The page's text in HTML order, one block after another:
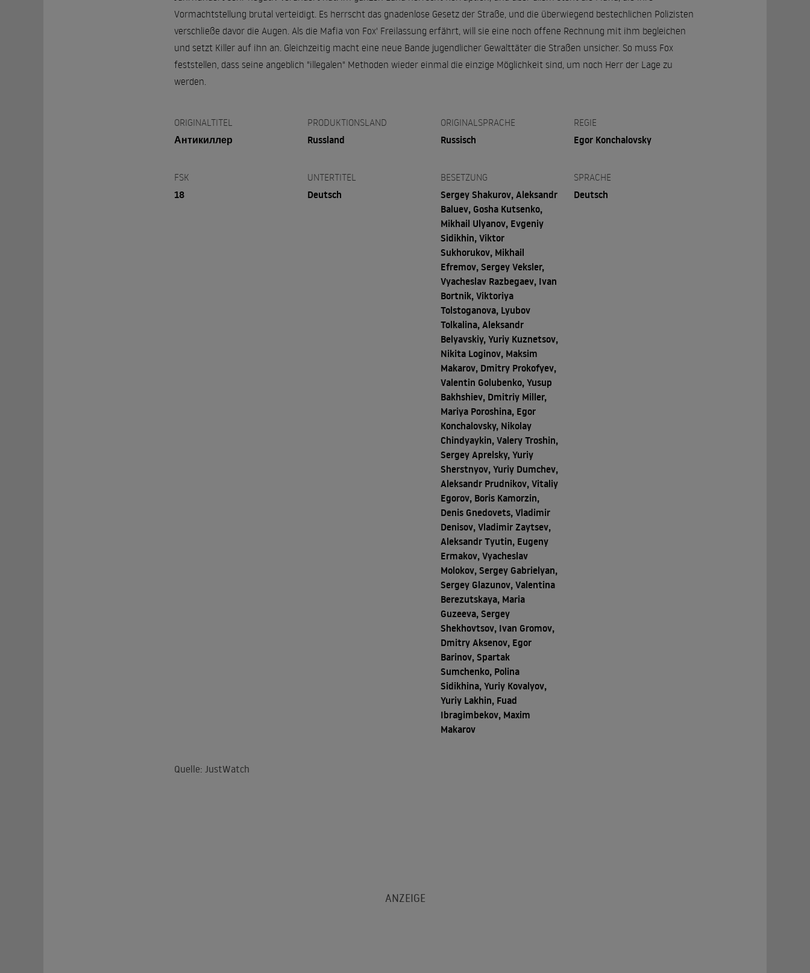
Vormachtstellung brutal verteidigt. Es herrscht das gnadenlose Gesetz der Straße, und die überwiegend bestechlichen Polizisten
verschließe davor die Augen. Als die Mafia von Fox' Freilassung erfährt, will sie eine noch offene Rechnung mit ihm begleichen
und setzt Killer auf ihn an. Gleichzeitig macht eine neue Bande jugendlicher Gewalttäter die Straßen unsicher. So muss Fox
feststellen, dass seine angeblich "illegalen" Methoden wieder einmal die einzige Möglichkeit sind, um noch Herr der Lage zu
werden.
ORIGINALTITEL
Антикиллер
PRODUKTIONSLAND
Russland
ORIGINALSPRACHE
Russisch
REGIE
Egor Konchalovsky
FSK
18
UNTERTITEL
Deutsch
BESETZUNG
Sergey Shakurov, Aleksandr
Baluev, Gosha Kutsenko,
Mikhail Ulyanov, Evgeniy
Sidikhin, Viktor
Sukhorukov, Mikhail
Efremov, Sergey Veksler,
Vyacheslav Razbegaev, Ivan
Bortnik, Viktoriya
Tolstoganova, Lyubov
Tolkalina, Aleksandr
Belyavskiy, Yuriy Kuznetsov,
Nikita Loginov, Maksim
Makarov, Dmitry Prokofyev,
Valentin Golubenko, Yusup
Bakhshiev, Dmitriy Miller,
Mariya Poroshina, Egor
Konchalovsky, Nikolay
Chindyaykin, Valery Troshin,
Sergey Aprelsky, Yuriy
Sherstnyov, Yuriy Dumchev,
Aleksandr Prudnikov, Vitaliy
Egorov, Boris Kamorzin,
Denis Gnedovets, Vladimir
Denisov, Vladimir Zaytsev,
Aleksandr Tyutin, Eugeny
Ermakov, Vyacheslav
Molokov, Sergey Gabrielyan,
Sergey Glazunov, Valentina
Berezutskaya, Maria
Guzeeva, Sergey
Shekhovtsov, Ivan Gromov,
Dmitry Aksenov, Egor
Barinov, Spartak
Sumchenko, Polina
Sidikhina, Yuriy Kovalyov,
Yuriy Lakhin, Fuad
Ibragimbekov, Maxim
Makarov
SPRACHE
Deutsch
Quelle: JustWatch